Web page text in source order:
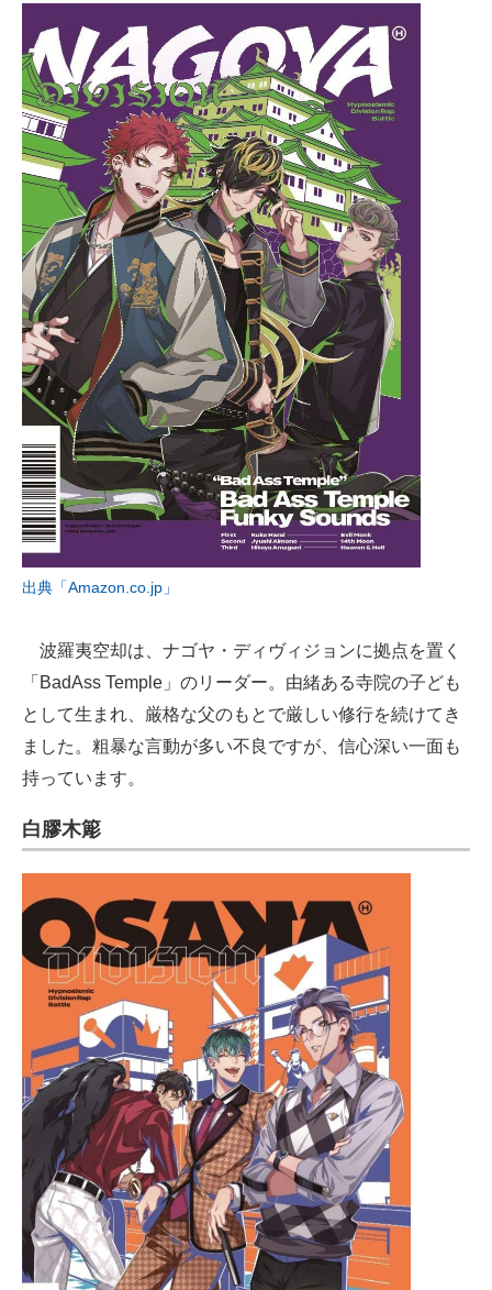
出典「Amazon.co.jp」
波羅夷空却は、ナゴヤ・ディヴィジョンに拠点を置く
「BadAss Temple」のリーダー。由緒ある寺院の子ども
として生まれ、厳格な父のもとで厳しい修行を続けてき
ました。粗暴な言動が多い不良ですが、信心深い一面も
持っています。
白膠木簓